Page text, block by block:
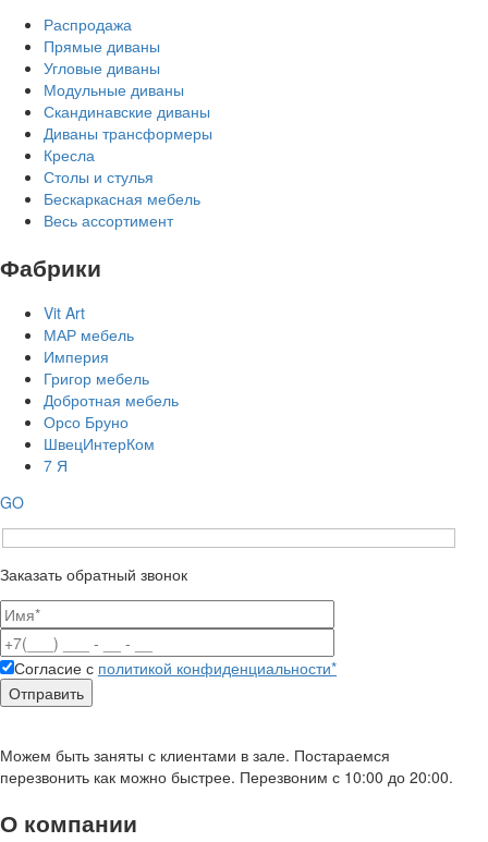
Распродажа
Прямые диваны
Угловые диваны
Модульные диваны
Скандинавские диваны
Диваны трансформеры
Кресла
Столы и стулья
Бескаркасная мебель
Весь ассортимент
Фабрики
Vit Art
МАР мебель
Империя
Григор мебель
Добротная мебель
Орсо Бруно
ШвецИнтерКом
7 Я
GO
Заказать обратный звонок
Согласие с политикой конфиденциальности*
Можем быть заняты с клиентами в зале. Постараемся
перезвонить как можно быстрее. Перезвоним с 10:00 до 20:00.
О компании